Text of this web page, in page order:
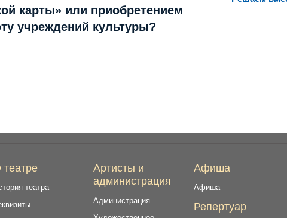
карты» или приобретением
учреждений культуры?
театре
театра
Артисты и
администрация
Администрация
Афиша
Афиша
Репертуар